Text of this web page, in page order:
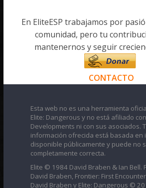
En EliteESP trabajamos por
comunidad, pero tu
mantenernos y seguir
CONTACTO
Esta web no es una herramienta
Elite: Dangerous y no está afiliado
Developments ni con sus asociados.
información ofrecida está basada en
disponible públicamente y puede no
completamente correcta.
Elite © 1984 David Braben & Ian Bell.
David Braben, Frontier: First
David Braben y Elite: Dangerous ©